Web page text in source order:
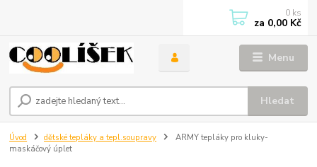
Menu
Hledat
0 ks
za 0,00 Kč
Úvod dětské tepláky a tepl.soupravy
ARMY tepláky pro kluky-
maskáčový úplet